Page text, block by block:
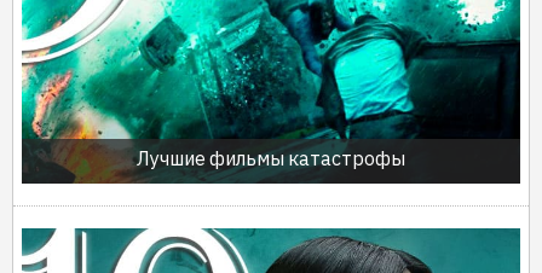
Лучшие фильмы катастрофы